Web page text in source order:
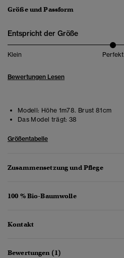
Größe und Passform
Entspricht der Größe
Klein Perfekt
Bewertungen Lesen
Modell: Höhe 1m78. Brust 81cm
Das Model trägt: 38
Größentabelle
Zusammensetzung und Pflege
100 % Bio-Baumwolle
Kontakt
Bewertungen (1)